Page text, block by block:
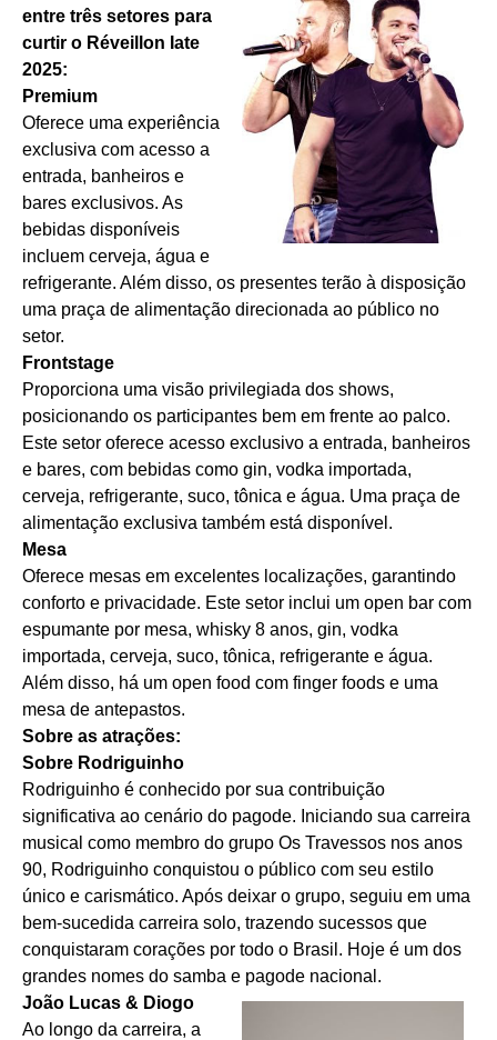
entre três setores para
curtir o Réveillon Iate
2025:
Premium
Oferece uma experiência
exclusiva com acesso a
entrada, banheiros e
bares exclusivos. As
bebidas disponíveis
incluem cerveja, água e
refrigerante. Além disso, os presentes terão à disposição
uma praça de alimentação direcionada ao público no
setor.
Frontstage
Proporciona uma visão privilegiada dos shows,
posicionando os participantes bem em frente ao palco.
Este setor oferece acesso exclusivo a entrada, banheiros
e bares, com bebidas como gin, vodka importada,
cerveja, refrigerante, suco, tônica e água. Uma praça de
alimentação exclusiva também está disponível.
Mesa
Oferece mesas em excelentes localizações, garantindo
conforto e privacidade. Este setor inclui um open bar com
espumante por mesa, whisky 8 anos, gin, vodka
importada, cerveja, suco, tônica, refrigerante e água.
Além disso, há um open food com finger foods e uma
mesa de antepastos.
Sobre as atrações:
Sobre Rodriguinho
Rodriguinho é conhecido por sua contribuição
significativa ao cenário do pagode. Iniciando sua carreira
musical como membro do grupo Os Travessos nos anos
90, Rodriguinho conquistou o público com seu estilo
único e carismático. Após deixar o grupo, seguiu em uma
bem-sucedida carreira solo, trazendo sucessos que
conquistaram corações por todo o Brasil. Hoje é um dos
grandes nomes do samba e pagode nacional.
João Lucas & Diogo
Ao longo da carreira, a